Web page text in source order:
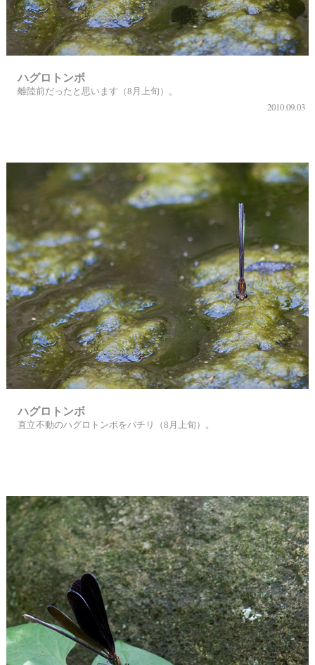
ハグロトンボ
離陸前だったと思います（8月上旬）。
2010.09.03
ハグロトンボ
直立不動のハグロトンボをパチリ（8月上旬）。